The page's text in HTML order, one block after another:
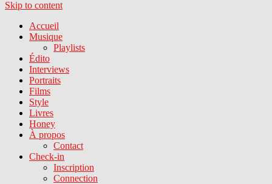
Skip to content
Accueil
Musique
Playlists
Édito
Interviews
Portraits
Films
Style
Livres
Honey
À propos
Contact
Check-in
Inscription
Connection